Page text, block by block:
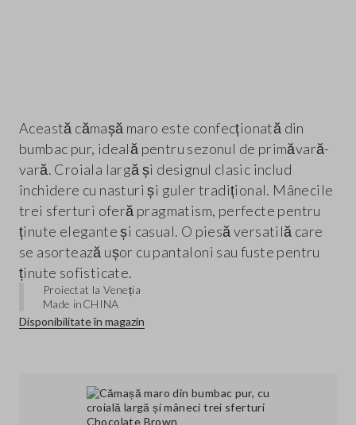
Această cămașă maro este confecționată din
bumbac pur, ideală pentru sezonul de primăvară-
vară. Croiala largă și designul clasic includ
închidere cu nasturi și guler tradițional. Mânecile
trei sferturi oferă pragmatism, perfecte pentru
ținute elegante și casual. O piesă versatilă care
se asortează ușor cu pantaloni sau fuste pentru
ținute sofisticate.
Proiectat la Veneția
Made inCHINA
Disponibilitate în magazin